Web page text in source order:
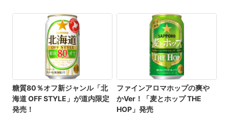
糖質80％オフ新ジャンル「北
海道 OFF STYLE」が道内限定
発売！
ファインアロマホップの爽や
かVer！「麦とホップ THE
HOP」発売